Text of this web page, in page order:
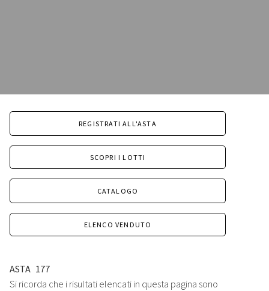
REGISTRATI ALL'ASTA
SCOPRI I LOTTI
CATALOGO
ELENCO VENDUTO
ASTA 177
Si ricorda che i risultati elencati in questa pagina sono